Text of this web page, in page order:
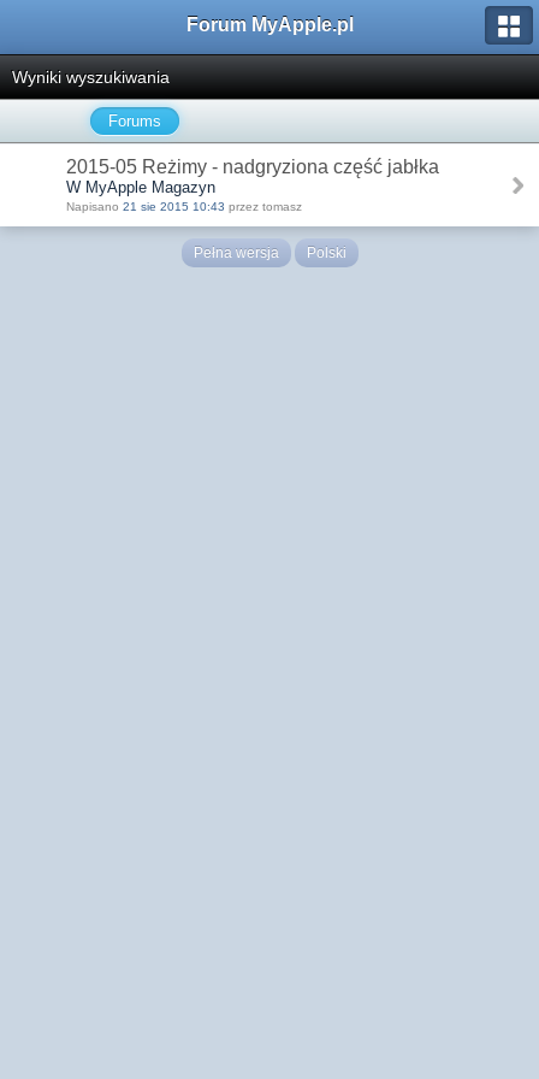
Forum MyApple.pl
Wyniki wyszukiwania
Forums
2015-05 Reżimy - nadgryziona część jabłka
W MyApple Magazyn
Napisano 21 sie 2015 10:43 przez tomasz
Pełna wersja Polski